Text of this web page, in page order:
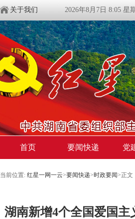
关于我们 2026年8月7日 8:05 星
首页 要闻快递 党
当前位置: 红星一网一云>要闻快递>时政要闻>正文
湖南新增4个全国爱国